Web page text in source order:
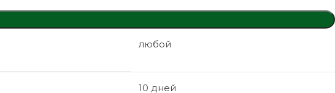
любой
10 дней